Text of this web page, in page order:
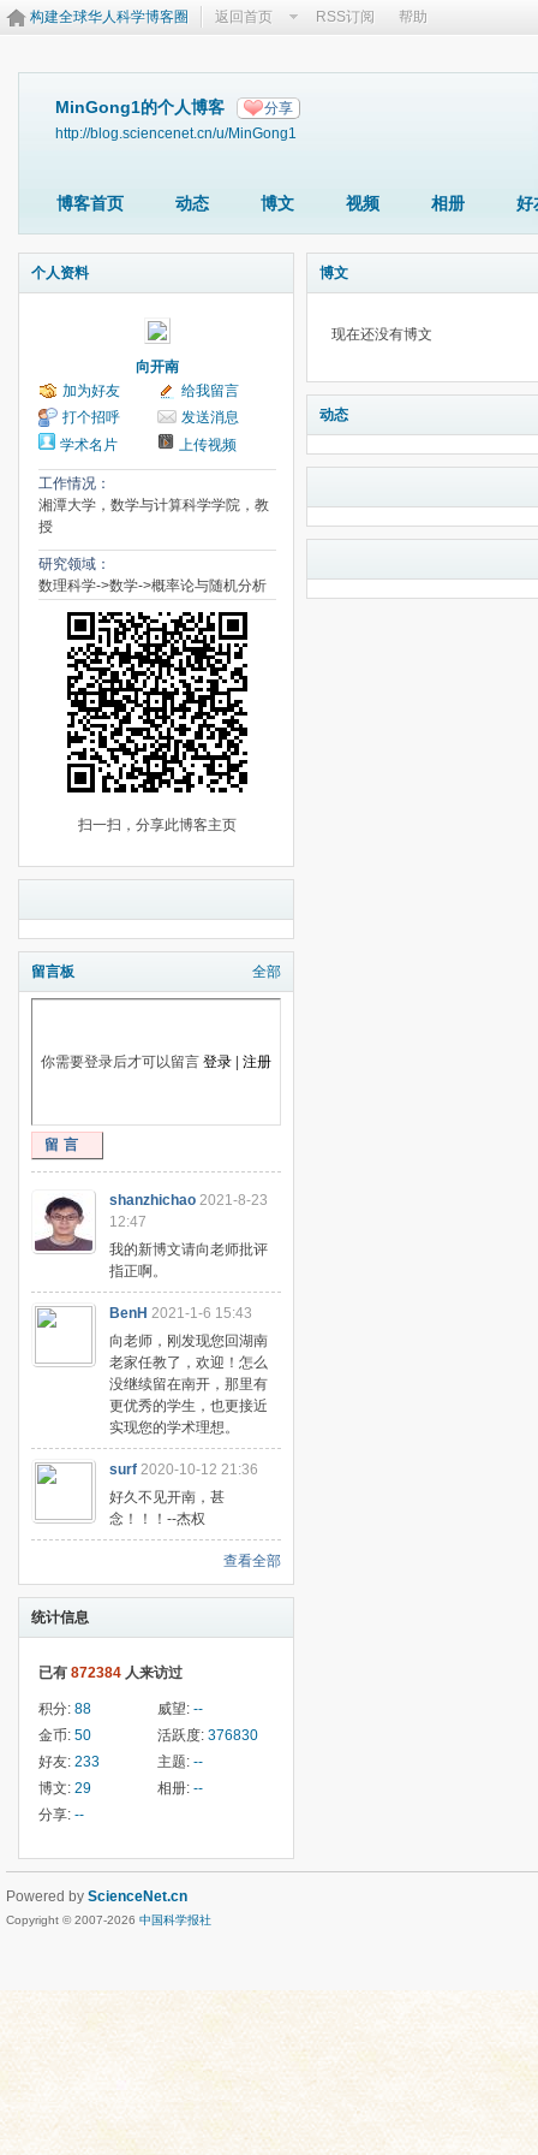
构建全球华人科学博客圈 返回首页 RSS订阅 帮助
MinGong1的个人博客 分享
http://blog.sciencenet.cn/u/MinGong1
博客首页 动态 博文 视频 相册 好
个人资料
向开南
加为好友
给我留言
打个招呼
发送消息
学术名片
上传视频
工作情况：
湘潭大学，数学与计算科学学院，教
授
研究领域：
数理科学->数学->概率论与随机分析
扫一扫，分享此博客主页
留言板 全部
你需要登录后才可以留言 登录 注册
留言
shanzhichao 2021-8-23
12:47
我的新博文请向老师批评
指正啊。
BenH 2021-1-6 15:43
向老师，刚发现您回湖南
老家任教了，欢迎！怎么
没继续留在南开，那里有
更优秀的学生，也更接近
实现您的学术理想。
surf 2020-10-12 21:36
好久不见开南，甚
念！！！--杰权
查看全部
统计信息
已有 872384 人来访过
积分: 88 威望: --
金币: 50 活跃度: 376830
好友: 233 主题: --
博文: 29 相册: --
分享: --
博文
现在还没有博文
动态
Powered by ScienceNet.cn
Copyright © 2007-2026 中国科学报社